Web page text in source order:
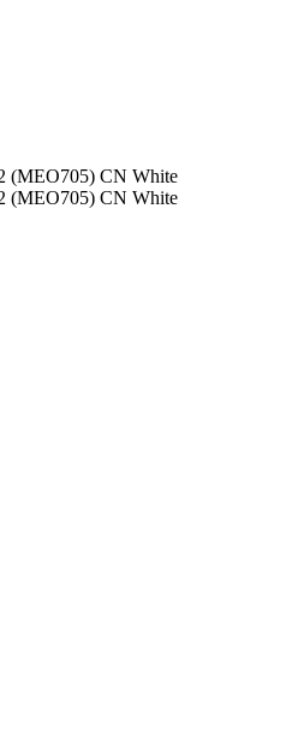
(MEO705) CN White
(MEO705) CN White